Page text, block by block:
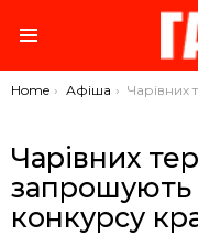
You are here:
Home Афіша Чарівних тернополянок запрошують на
Чарівних
запрошують
конкурсу